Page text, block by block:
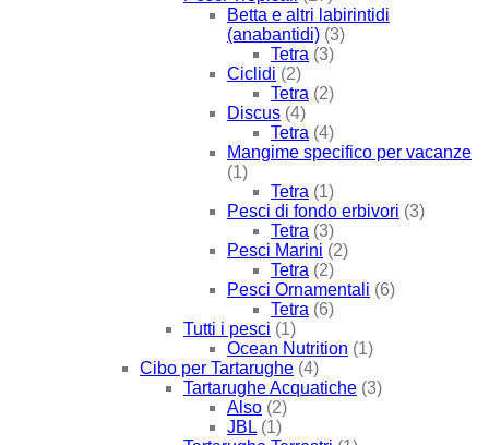
Betta e altri labirintidi
(anabantidi) (3)
Tetra (3)
Ciclidi (2)
Tetra (2)
Discus (4)
Tetra (4)
Mangime specifico per vacanze
(1)
Tetra (1)
Pesci di fondo erbivori (3)
Tetra (3)
Pesci Marini (2)
Tetra (2)
Pesci Ornamentali (6)
Tetra (6)
Tutti i pesci (1)
Ocean Nutrition (1)
Cibo per Tartarughe (4)
Tartarughe Acquatiche (3)
Also (2)
JBL (1)